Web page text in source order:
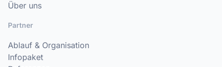
Über uns
Partner
Ablauf & Organisation
Infopaket